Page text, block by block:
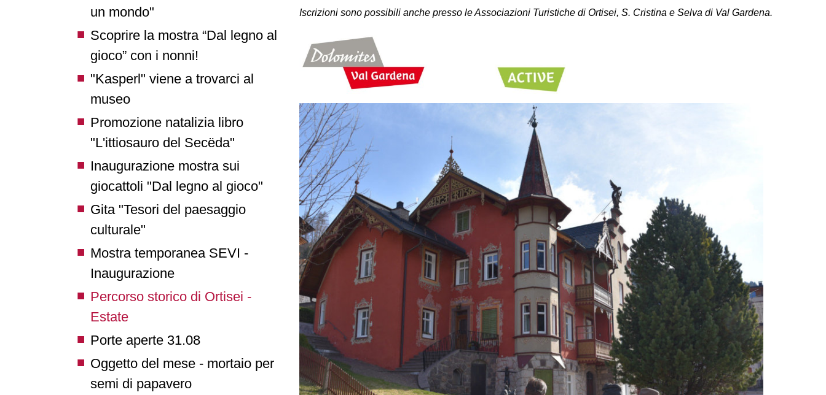
un mondo"
Scoprire la mostra “Dal legno al
gioco” con i nonni!
"Kasperl" viene a trovarci al
museo
Promozione natalizia libro
"L'ittiosauro del Secëda"
Inaugurazione mostra sui
giocattoli "Dal legno al gioco"
Gita "Tesori del paesaggio
culturale"
Mostra temporanea SEVI -
Inaugurazione
Percorso storico di Ortisei -
Estate
Porte aperte 31.08
Oggetto del mese - mortaio per
semi di papavero
Iscrizioni sono possibili anche presso le Associazioni Turistiche di Ortisei, S. Cristina e Selva di Val Gardena.